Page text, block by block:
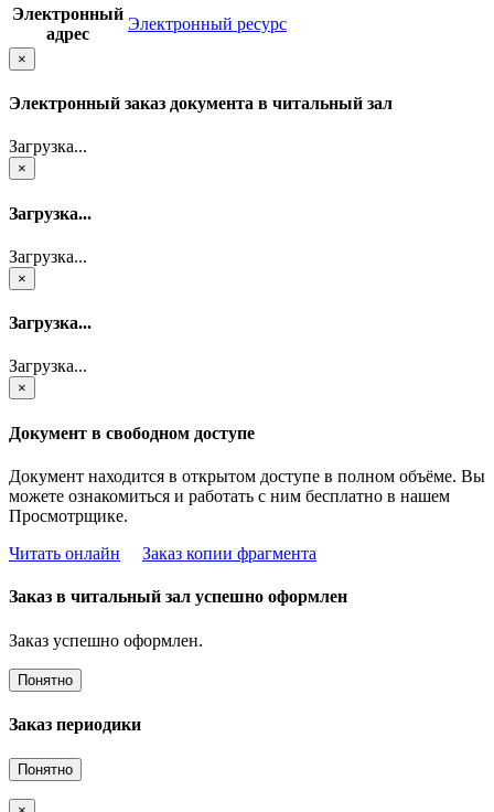
Электронный
адрес
Электронный ресурс
×
Электронный заказ документа в читальный зал
Загрузка...
×
Загрузка...
Загрузка...
×
Загрузка...
Загрузка...
×
Документ в свободном доступе
Документ находится в открытом доступе в полном объёме. Вы
можете ознакомиться и работать с ним бесплатно в нашем
Просмотрщике.
Читать онлайн
Заказ копии фрагмента
Заказ в читальный зал успешно оформлен
Заказ успешно оформлен.
Понятно
Заказ периодики
Понятно